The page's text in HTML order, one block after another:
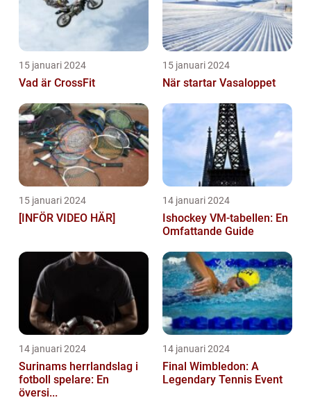
15 januari 2024
Vad är CrossFit
15 januari 2024
När startar Vasaloppet
15 januari 2024
[INFÖR VIDEO HÄR]
14 januari 2024
Ishockey VM-tabellen: En
Omfattande Guide
14 januari 2024
Surinams herrlandslag i
fotboll spelare: En
översi...
14 januari 2024
Final Wimbledon: A
Legendary Tennis Event